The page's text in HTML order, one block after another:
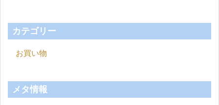
カテゴリー
お買い物
メタ情報